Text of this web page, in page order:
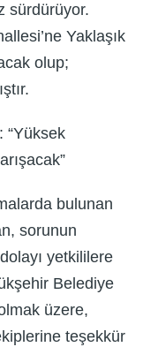
sürdürüyor.
Yaklaşık
olup;
“Yüksek
bulunan
sorunun
yetkililere
Belediye
üzere,
teşekkür